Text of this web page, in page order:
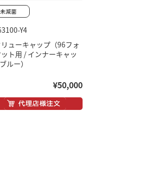
Y4
ューキャップ（96フォ
ト用 / インナーキャッ
ルー）
¥50,000